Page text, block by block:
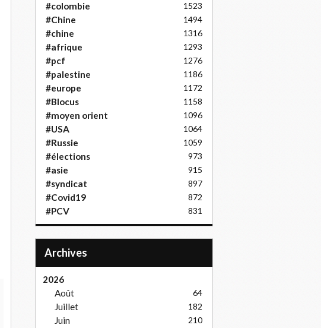
#colombie 1523
#Chine 1494
#chine 1316
#afrique 1293
#pcf 1276
#palestine 1186
#europe 1172
#Blocus 1158
#moyen orient 1096
#USA 1064
#Russie 1059
#élections 973
#asie 915
#syndicat 897
#Covid19 872
#PCV 831
Archives
2026
Août
64
Juillet 182
Juin 210